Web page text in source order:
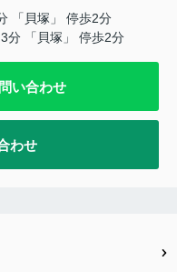
「貝塚」 停歩2分
3分 「貝塚」 停歩2分
い合わせ
わせ